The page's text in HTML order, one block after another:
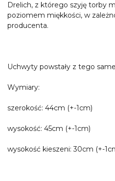
Drelich, z którego szyję torby
poziomem miękkości, w
producenta.
Uchwyty powstały z tego
Wymiary:
szerokość: 44cm (+-1cm)
wysokość: 45cm (+-1cm)
wysokość kieszeni: 30cm (+-